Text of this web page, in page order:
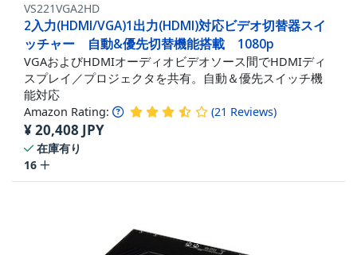
VS221VGA2HD
2入力(HDMI/VGA)1出力(HDMI)対応ビデオ切替器スイ
ッチャー 自動&優先切替機能搭載 1080p
VGAおよびHDMIオーディオビデオソース間でHDMIディ
スプレイ／プロジェクタを共有。自動＆優先スイッチ機
能対応
Amazon Rating: (21 Reviews)
¥20,408 JPY
在庫有り
16